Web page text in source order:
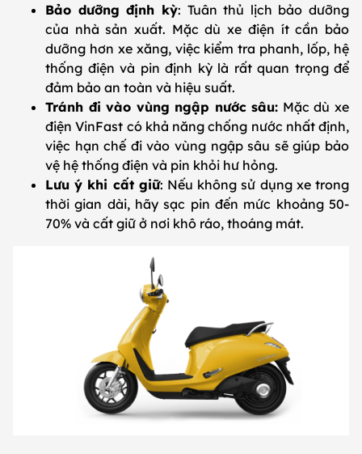
Bảo dưỡng định kỳ: Tuân thủ lịch bảo dưỡng
của nhà sản xuất. Mặc dù xe điện ít cần bảo
dưỡng hơn xe xăng, việc kiểm tra phanh, lốp, hệ
thống điện và pin định kỳ là rất quan trọng để
đảm bảo an toàn và hiệu suất.
Tránh đi vào vùng ngập nước sâu: Mặc dù xe
điện VinFast có khả năng chống nước nhất định,
việc hạn chế đi vào vùng ngập sâu sẽ giúp bảo
vệ hệ thống điện và pin khỏi hư hỏng.
Lưu ý khi cất giữ: Nếu không sử dụng xe trong
thời gian dài, hãy sạc pin đến mức khoảng 50-
70% và cất giữ ở nơi khô ráo, thoáng mát.